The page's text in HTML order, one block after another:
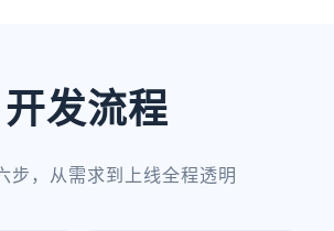
开发流程
步，从需求到上线全程透明